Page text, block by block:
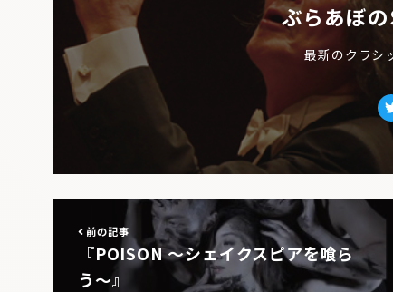
ぶらあぼ
最新のクラシ
前の記事
『POISON 〜シェイクスピアを喰ら
う〜』